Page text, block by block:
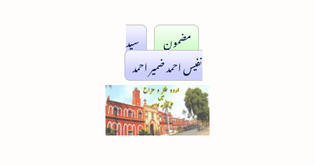
مضمون
سید
نفیس احمد ضمیر احمد